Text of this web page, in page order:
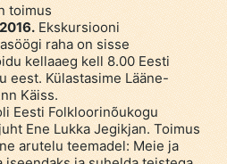
toimus
Ekskursiooni
raha on sisse
kellaaeg kell 8.00 Eesti
eest. Külastasime Lääne-
Käiss.
Eesti Folkloorinõukogu
Ene Lukka Jegikjan. Toimus
arutelu teemadel: Meie ja